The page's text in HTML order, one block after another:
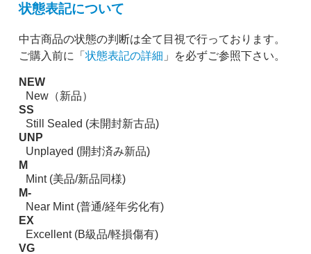
状態表記について
中古商品の状態の判断は全て目視で行っております。
ご購入前に「 状態表記の詳細 」を必ずご参照下さい。
NEW
New（新品）
SS
Still Sealed (未開封新古品)
UNP
Unplayed (開封済み新品)
M
Mint (美品/新品同様)
M-
Near Mint (普通/経年劣化有)
EX
Excellent (B級品/軽損傷有)
VG